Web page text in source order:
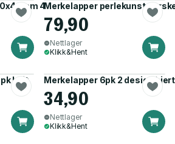
4pk gull
Merkelapper perlekunst
79,90
Nettlager
Klikk&Hent
hvit Merkelapper 6pk 2 design
34,90
Nettlager
Klikk&Hent